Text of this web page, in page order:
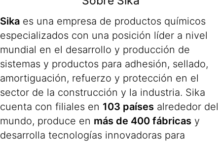
Sika es una empresa de productos químicos
especializados con una posición líder a nivel
mundial en el desarrollo y producción de
sistemas y productos para adhesión, sellado,
amortiguación, refuerzo y protección en el
sector de la construcción y la industria. Sika
cuenta con filiales en 103 países alrededor del
mundo, produce en más de 400 fábricas y
desarrolla tecnologías innovadoras para